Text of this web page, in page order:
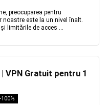
preocuparea pentru
este la un nivel înalt.
limitările de acces ...
VPN Gratuit pentru 1
-100%